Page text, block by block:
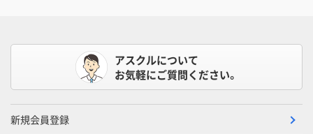
アスクルについて
お気軽にご質問ください。
新規会員登録